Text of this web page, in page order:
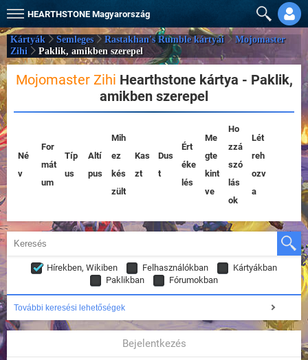
HEARTHSTONE Magyarország
Kártyák Semleges Rastakhan's Rumble kártyái
Mojomaster
Zihi
Paklik, amikben szerepel
Mojomaster Zihi Hearthstone kártya - Paklik,
amikben szerepel
Né
v
For
mát
um
Típ
us
Altí
pus
Mih
ez
kés
zült
Kas
zt
Dus
t
Ért
éke
lés
Me
gte
kint
ve
Ho
zzá
szó
lás
ok
Lét
reh
ozv
a
Hírekben, Wikiben Felhasználókban
Kártyákban
Paklikban
Fórumokban
További keresési lehetőségek
Bejelentkezés